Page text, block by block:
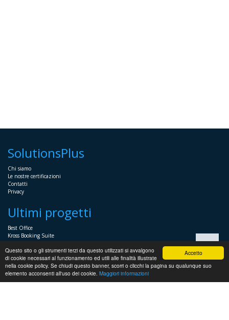
Accetto
Questo sito o gli strumenti terzi da questo utilizzati si avvalgono
di cookie necessari al funzionamento ed utili alle finalità illustrate
nella cookie policy. Se chiudi questo banner, scorri o clicchi la pagina su qualunque suo
elemento acconsenti all'uso dei cookie. Maggiori informazioni
SolutionsPlus
Chi siamo
Le nostre certificazioni
Contatti
Privacy
Ultimi progetti
Best Office
Kross Booking Suite
Assembly Manager
Automator+
Sistemistica